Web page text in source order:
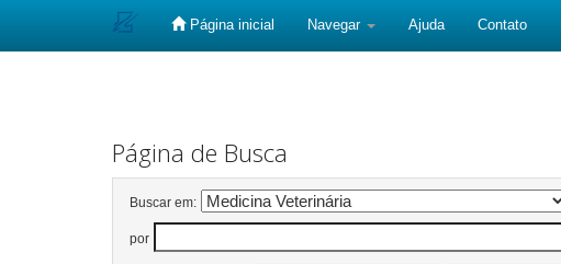
Página inicial Navegar Ajuda Contato
Página de Busca
Buscar em:
por